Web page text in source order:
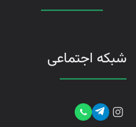
شبکه اجتماعی